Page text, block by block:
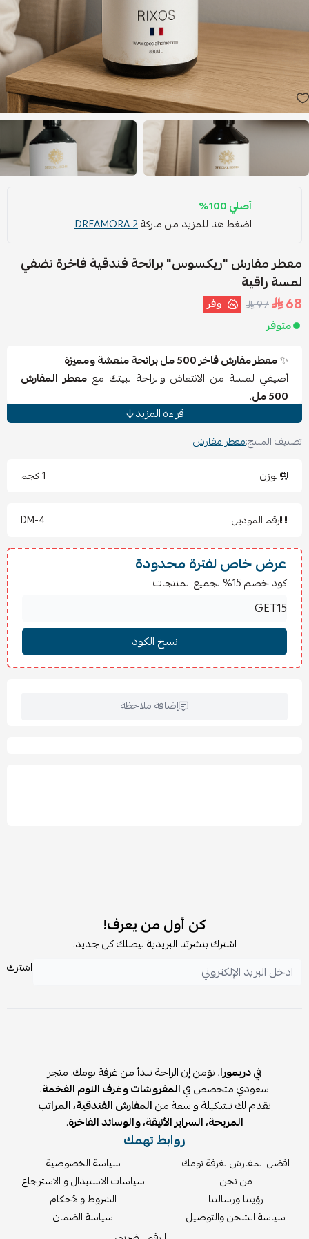
أصلي 100%
اضغط هنا للمزيد من ماركةDREAMORA 2
معطر مفارش "ريكسوس" برائحة فندقية فاخرة تضفي
لمسة راقية
68
97 وفر
متوفر
✨معطر مفارش فاخر 500 مل برائحة منعشة ومميزة
أضيفي لمسة من الانتعاش والراحة لبيتك معمعطر المفارش
500 مل
.
بتركيبته الفاخرة المستوحاة من أجود العطور الشرقية والفرنسية،
والحيوية.
مناسب للاستخدام على المفارش، الأثاث، وغرف النوم، ليترك أثرًا
منعشًا يبهج يومك.
✔️ لطيف وغير مزعج.
🪄 طريقة الاستخدام المثالي:
يُنصح بتهوية الغرف مدة 15 دقيقة قبل الاستخدام.
يُفضل رشّه على الملاءات والمفارش النظيفة لثبات وانتشار
أفضل للرائحة.
🧴 المكونات:
مذيب عطري آمن
قراءة المزيد
تصنيف المنتج:معطر مفارش
الوزن
1 كجم
رقم الموديل DM-4
عرض خاص لفترة محدودة
كود خصم 15% لجميع المنتجات
إضافة ملاحظة
كن أول من يعرف!
اشترك بنشرتنا البريدية ليصلك كل جديد.
اشترك
فيدريمورا، نؤمن إن الراحة تبدأ من غرفة نومك. متجر
سعودي متخصص فيالمفروشات وغرف النوم الفخمة،
نقدم لك تشكيلة واسعة منالمفارش الفندقية، المراتب
المريحة، السراير الأنيقة، والوسائد الفاخرة.
روابط تهمك
افضل المفارش لغرفة نومك
من نحن
رؤيتنا ورسالتنا
سياسة الشحن والتوصيل
سياسة الخصوصية
سياسات الاستبدال و الاسترجاع
الشروط والأحكام
سياسة الضمان